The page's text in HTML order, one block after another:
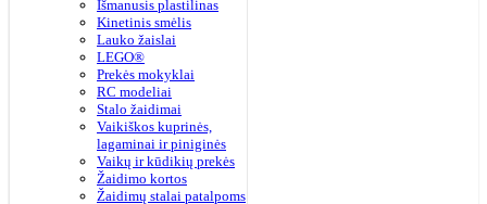
Išmanusis plastilinas
Kinetinis smėlis
Lauko žaislai
LEGO®
Prekės mokyklai
RC modeliai
Stalo žaidimai
Vaikiškos kuprinės,
lagaminai ir piniginės
Vaikų ir kūdikių prekės
Žaidimo kortos
Žaidimų stalai patalpoms